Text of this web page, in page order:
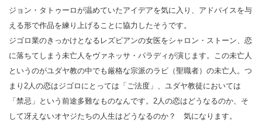
ジョン・タトゥーロが温めていたアイデアを気に入り、アドバイスを与
える形で作品を練り上げることに協力したそうです。
ジゴロ業のきっかけとなるレズビアンの女医をシャロン・ストーン、恋
に落ちてしまう未亡人をヴァネッサ・パラディが演じます。この未亡人
というのがユダヤ教の中でも厳格な宗派のラビ（聖職者）の未亡人。つ
まり2人の恋はジゴロにとっては「ご法度」、ユダヤ教徒においては
「禁忌」という前途多難なものなんです。2人の恋はどうなるのか、そ
して冴えないオヤジたちの人生はどうなるのか？ 気になります。